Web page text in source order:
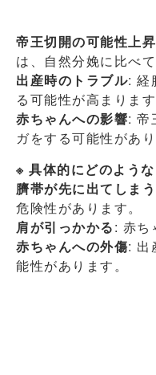
帝王切開の可能性上昇
は、自然分娩に比べ
出産時のトラブル: 経
る可能性が高まります
赤ちゃんへの影響: 帝
ガをする可能性があり
※ 具体的にどのよう
臍帯が先に出てしまう
危険性があります。
肩が引っかかる: 赤ち
赤ちゃんへの外傷: 出
能性があります。